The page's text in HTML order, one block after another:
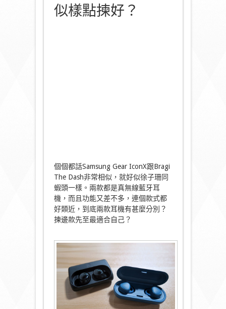
似樣點揀好？
個個都話Samsung Gear IconX跟Bragi
The Dash非常相似，就好似徐子珊同
蝦頭一樣。兩款都是真無線藍牙耳
機，而且功能又差不多，連個款式都
好類近，到底兩款耳機有甚麼分別？
揀邊款先至最適合自己？